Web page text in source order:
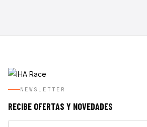
NEWSLETTER
RECIBE OFERTAS Y NOVEDADES